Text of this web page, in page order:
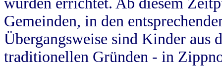
Gemeinden, in den
Übergangsweise sind Kinder aus
traditionellen Gründen - in